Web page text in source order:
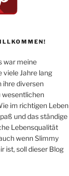
war meine
viele Jahre lang
ihre diversen
wesentlichen
im richtigen Leben
und das ständige
Lebensqualität
wenn Slimmy
ist, soll dieser Blog